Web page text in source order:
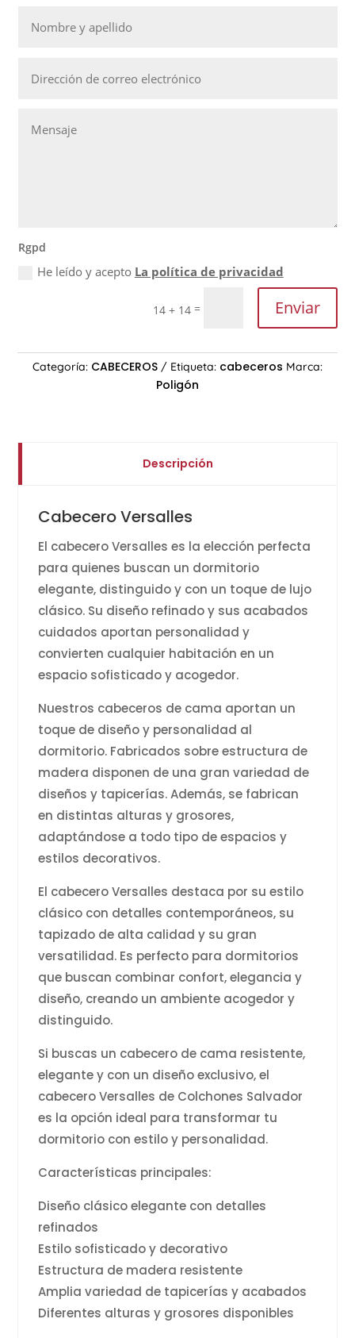
Rgpd
He leído y acepto La política de privacidad
14 + 14 = Enviar
Categoría: CABECEROS Etiqueta: cabeceros Marca:
Poligón
Descripción
Cabecero Versalles
El cabecero Versalles es la elección perfecta
para quienes buscan un dormitorio
elegante, distinguido y con un toque de lujo
clásico. Su diseño refinado y sus acabados
cuidados aportan personalidad y
convierten cualquier habitación en un
espacio sofisticado y acogedor.
Nuestros cabeceros de cama aportan un
toque de diseño y personalidad al
dormitorio. Fabricados sobre estructura de
madera disponen de una gran variedad de
diseños y tapicerías. Además, se fabrican
en distintas alturas y grosores,
adaptándose a todo tipo de espacios y
estilos decorativos.
El cabecero Versalles destaca por su estilo
clásico con detalles contemporáneos, su
tapizado de alta calidad y su gran
versatilidad. Es perfecto para dormitorios
que buscan combinar confort, elegancia y
diseño, creando un ambiente acogedor y
distinguido.
Si buscas un cabecero de cama resistente,
elegante y con un diseño exclusivo, el
cabecero Versalles de Colchones Salvador
es la opción ideal para transformar tu
dormitorio con estilo y personalidad.
Características principales:
Diseño clásico elegante con detalles
refinados
Estilo sofisticado y decorativo
Estructura de madera resistente
Amplia variedad de tapicerías y acabados
Diferentes alturas y grosores disponibles